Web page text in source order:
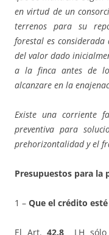
en virtud de un
terrenos para su
forestal es
del valor dado
a la finca antes de
alcanzare en la
Existe una corriente
preventiva para
prehorizontalidad y el
Presupuestos para la
1 – Que el crédito
El Art.42.8 LH sólo